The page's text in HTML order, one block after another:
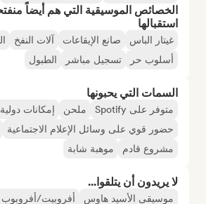
الخصائص الموسيقية التي هم أيضاً
استقبالها
غيتار الباس صانع الإيقاعات آلات النفخ
أسلوب حر
تسجيل مباشر الطبول
السمات التي يحبونها
متوفر على Spotify ملحن
إمكانات دولية
حضور قوي على وسائل الإعلام الاجتماعية
مشروع قادم
موهبة شابة
لا يريدون أن يتلقوا...
موسيقى الأسيد هاوس أفروبيت/أفروبوب